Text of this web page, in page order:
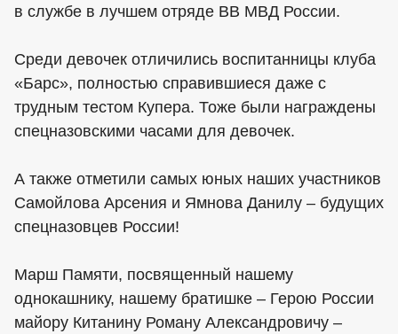
в службе в лучшем отряде ВВ МВД России.
Среди девочек отличились воспитанницы клуба
«Барс», полностью справившиеся даже с
трудным тестом Купера. Тоже были награждены
спецназовскими часами для девочек.
А также отметили самых юных наших участников
Самойлова Арсения и Ямнова Данилу – будущих
спецназовцев России!
Марш Памяти, посвященный нашему
однокашнику, нашему братишке – Герою России
майору Китанину Роману Александровичу –